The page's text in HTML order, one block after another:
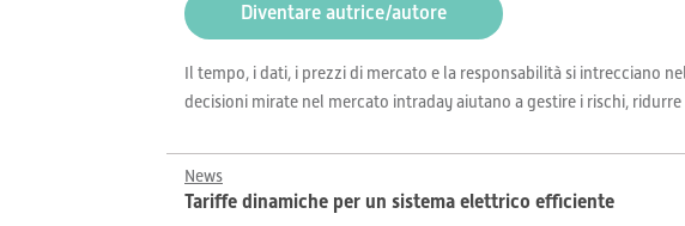
Diventare autrice/autore
Il tempo, i dati, i prezzi di mercato e la responsabilità si intrecciano
decisioni mirate nel mercato intraday aiutano a gestire i rischi,
News
Tariffe dinamiche per un sistema elettrico efficiente